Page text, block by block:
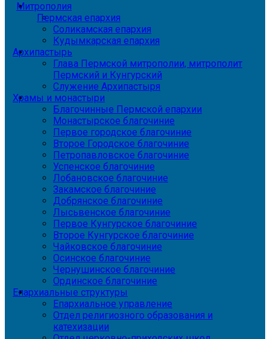
Митрополия
Пермская епархия
Соликамская епархия
Кудымкарская епархия
Архипастырь
Глава Пермской митрополии, митрополит
Пермский и Кунгурский
Служение Архипастыря
Храмы и монастыри
Благочинные Пермской епархии
Монастырское благочиние
Первое городское благочиние
Второе Городское благочиние
Петропавловское благочиние
Успенское благочиние
Лобановское благочиние
Закамское благочиние
Добрянское благочиние
Лысьвенское благочиние
Первое Кунгурское благочиние
Второе Кунгурское благочиние
Чайковское благочиние
Осинское благочиние
Чернушинское благочиние
Ординское благочиние
Епархиальные структуры
Епархиальное управление
Отдел религиозного образования и
катехизации